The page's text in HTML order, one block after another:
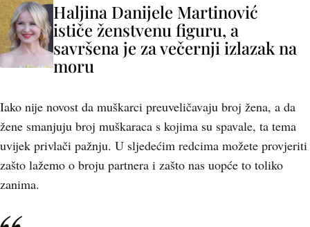
Haljina Danijele Martinović
ističe ženstvenu figuru, a
savršena je za večernji izlazak na
moru
Iako nije novost da muškarci preuveličavaju broj žena, a da
žene smanjuju broj muškaraca s kojima su spavale, ta tema
uvijek privlači pažnju. U sljedećim redcima možete provjeriti
zašto lažemo o broju partnera i zašto nas uopće to toliko
zanima.